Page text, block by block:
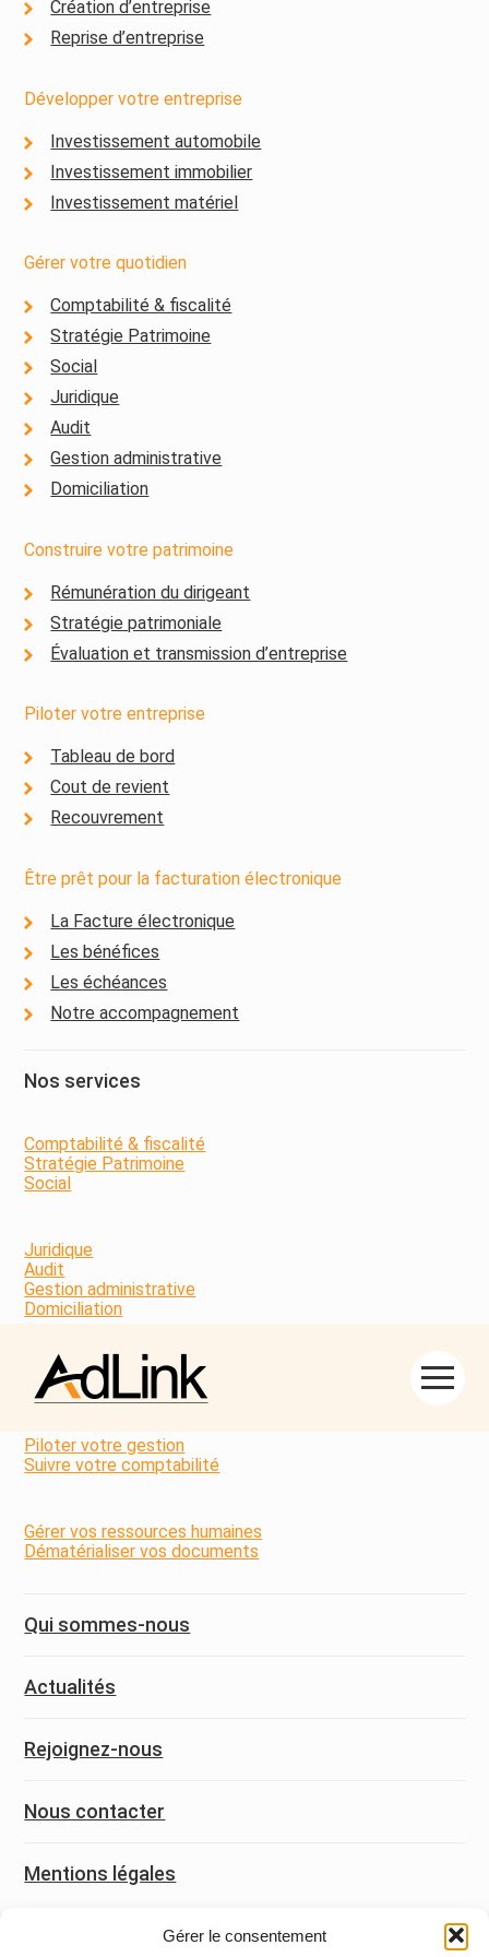
Gérer le consentement
Aller
au
Création d’entreprise
Reprise d’entreprise
Développer votre entreprise
Investissement automobile
Investissement immobilier
Investissement matériel
Gérer votre quotidien
Comptabilité & fiscalité
Stratégie Patrimoine
Social
Juridique
Audit
Gestion administrative
Domiciliation
Construire votre patrimoine
Rémunération du dirigeant
Stratégie patrimoniale
Évaluation et transmission d’entreprise
Piloter votre entreprise
Tableau de bord
Cout de revient
Recouvrement
Être prêt pour la facturation électronique
La Facture électronique
Les bénéfices
Les échéances
Notre accompagnement
Nos services
Comptabilité & fiscalité
Stratégie Patrimoine
Social
Juridique
Audit
Gestion administrative
Domiciliation
Nos outils
Piloter votre gestion
Suivre votre comptabilité
Gérer vos ressources humaines
Dématérialiser vos documents
Qui sommes-nous
Actualités
Rejoignez-nous
Nous contacter
Mentions légales